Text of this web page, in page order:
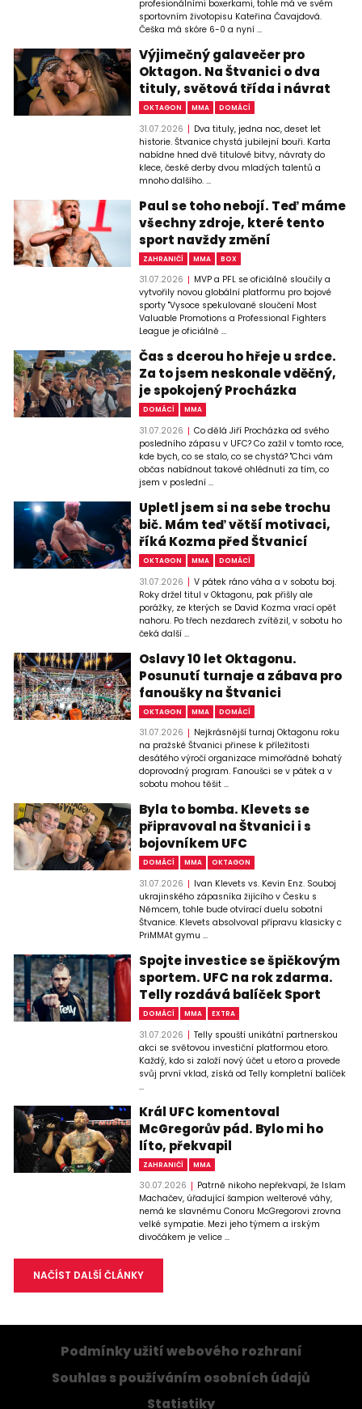
profesionálními boxerkami, tohle má ve svém
sportovním životopisu Kateřina Čavajdová.
Češka má skóre 6-0 a nyní ...
Výjimečný galavečer pro
Oktagon. Na Štvanici o dva
tituly, světová třída i návrat
OKTAGON MMA DOMÁCÍ
31.07.2026
Dva tituly, jedna noc, deset let
historie. Štvanice chystá jubilejní bouři. Karta
nabídne hned dvě titulové bitvy, návraty do
klece, české derby dvou mladých talentů a
mnoho dalšího. ...
Paul se toho nebojí. Teď máme
všechny zdroje, které tento
sport navždy změní
ZAHRANIČÍ MMA BOX
31.07.2026
MVP a PFL se oficiálně sloučily a
vytvořily novou globální platformu pro bojové
sporty "Vysoce spekulované sloučení Most
Valuable Promotions a Professional Fighters
League je oficiálně ...
Čas s dcerou ho hřeje u srdce.
Za to jsem neskonale vděčný,
je spokojený Procházka
DOMÁCÍ MMA
31.07.2026
Co dělá Jiří Procházka od svého
posledního zápasu v UFC? Co zažil v tomto roce,
kde bych, co se stalo, co se chystá? "Chci vám
občas nabídnout takové ohlédnutí za tím, co
jsem v poslední ...
Upletl jsem si na sebe trochu
bič. Mám teď větší motivaci,
říká Kozma před Štvanicí
OKTAGON MMA DOMÁCÍ
31.07.2026
V pátek ráno váha a v sobotu boj.
Roky držel titul v Oktagonu, pak přišly ale
porážky, ze kterých se David Kozma vrací opět
nahoru. Po třech nezdarech zvítězil, v sobotu ho
čeká další ...
Oslavy 10 let Oktagonu.
Posunutí turnaje a zábava pro
fanoušky na Štvanici
OKTAGON MMA DOMÁCÍ
31.07.2026
Nejkrásnější turnaj Oktagonu roku
na pražské Štvanici přinese k příležitosti
desátého výročí organizace mimořádně bohatý
doprovodný program. Fanoušci se v pátek a v
sobotu mohou těšit ...
Byla to bomba. Klevets se
připravoval na Štvanici i s
bojovníkem UFC
DOMÁCÍ MMA OKTAGON
31.07.2026
Ivan Klevets vs. Kevin Enz. Souboj
ukrajinského zápasníka žijícího v Česku s
Němcem, tohle bude otvírací duelu sobotní
Štvanice. Klevets absolvoval přípravu klasicky c
PriMMAt gymu ...
Spojte investice se špičkovým
sportem. UFC na rok zdarma.
Telly rozdává balíček Sport
DOMÁCÍ MMA EXTRA
31.07.2026
Telly spouští unikátní partnerskou
akci se světovou investiční platformou etoro.
Každý, kdo si založí nový účet u etoro a provede
svůj první vklad, získá od Telly kompletní balíček
...
Král UFC komentoval
McGregorův pád. Bylo mi ho
líto, překvapil
ZAHRANIČÍ MMA
30.07.2026
Patrně nikoho nepřekvapí, že Islam
Machačev, úřadující šampion welterové váhy,
nemá ke slavnému Conoru McGregorovi zrovna
velké sympatie. Mezi jeho týmem a irským
divočákem je velice ...
NAČÍST DALŠÍ ČLÁNKY
Podmínky užití webového rozhraní
Souhlas s používáním osobních údajů
Statistiky